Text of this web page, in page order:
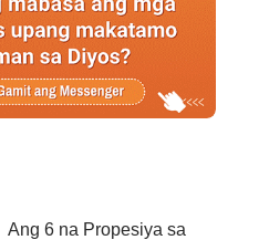
Ang 6 na Propesiya sa